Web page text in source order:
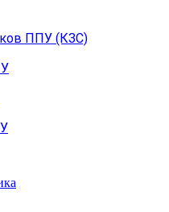
ППУ (КЗС)